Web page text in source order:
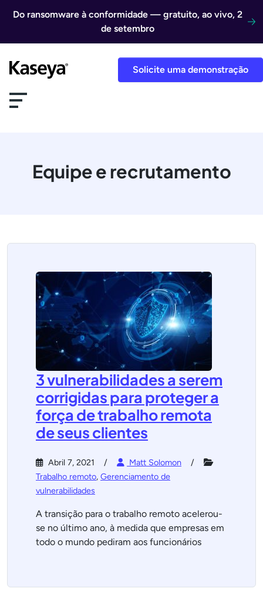
Do ransomware à conformidade — gratuito, ao vivo, 2
de setembro
Solicite uma demonstração
Equipe e recrutamento
3 vulnerabilidades a serem
corrigidas para proteger a
força de trabalho remota
de seus clientes
Abril 7, 2021
Matt Solomon
Trabalho remoto, Gerenciamento de
vulnerabilidades
A transição para o trabalho remoto acelerou-
se no último ano, à medida que empresas em
todo o mundo pediram aos funcionários